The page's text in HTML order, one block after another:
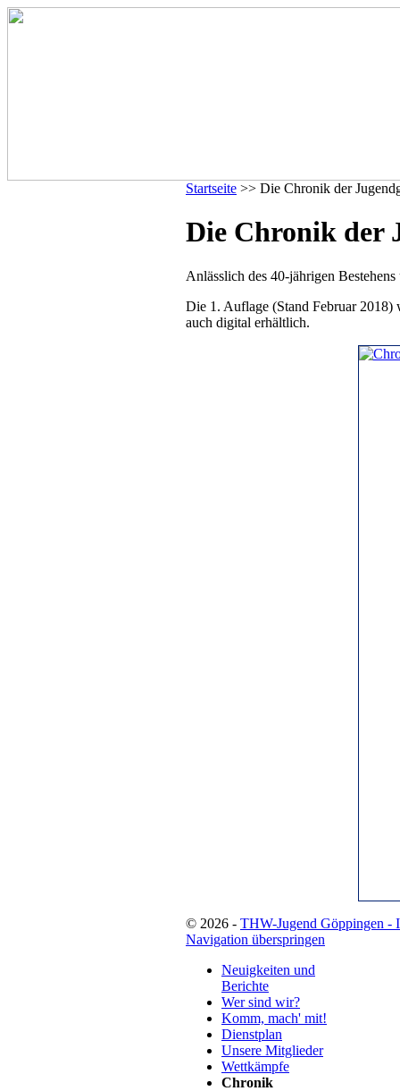
Startseite >> Die Chronik der
Die Chronik der
Anlässlich des 40-jährigen
Die 1. Auflage (Stand Februar
auch digital erhältlich.
© 2026 - THW-Jugend Göppingen -
Navigation überspringen
Neuigkeiten und
Berichte
Wer sind wir?
Komm, mach' mit!
Dienstplan
Unsere Mitglieder
Wettkämpfe
Chronik